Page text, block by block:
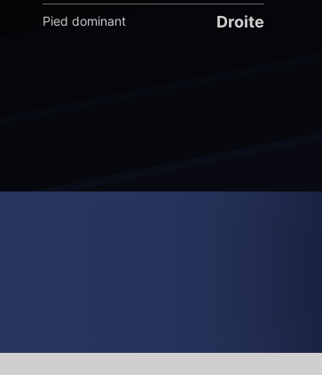
Pied dominant Droite